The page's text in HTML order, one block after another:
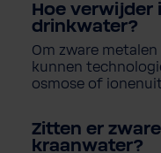
Hoe verwijder
drinkwater?
Om zware
kunnen
osmose of
Zitten er
kraanwater?